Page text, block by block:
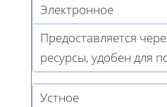
Электронное
Предоставляется
ресурсы, удобен для
Устное